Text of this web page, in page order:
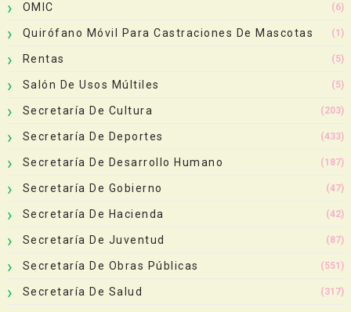
OMIC (6)
Quirófano Móvil Para Castraciones De Mascotas (1)
Rentas (5)
Salón De Usos Múltiles (5)
Secretaría De Cultura (203)
Secretaría De Deportes (433)
Secretaría De Desarrollo Humano (187)
Secretaría De Gobierno (47)
Secretaría De Hacienda (42)
Secretaría De Juventud (87)
Secretaría De Obras Públicas (551)
Secretaría De Salud (317)